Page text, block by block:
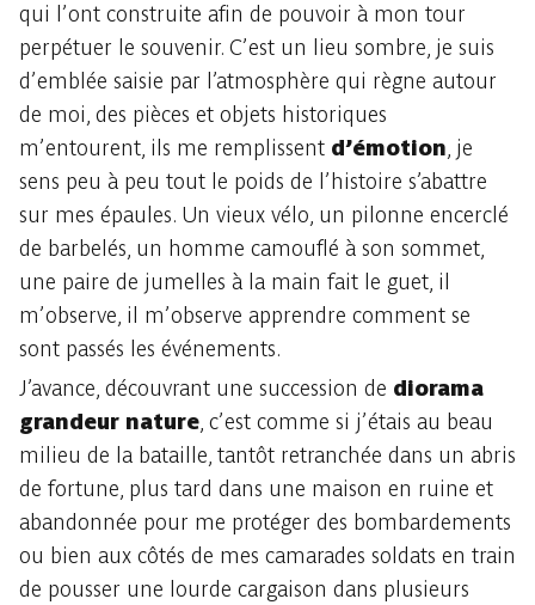
qui l’ont construite afin de pouvoir à mon tour
perpétuer le souvenir. C’est un lieu sombre, je suis
d’emblée saisie par l’atmosphère qui règne autour
de moi, des pièces et objets historiques
m’entourent, ils me remplissent d’émotion , je
sens peu à peu tout le poids de l’histoire s’abattre
sur mes épaules. Un vieux vélo, un pilonne encerclé
de barbelés, un homme camouflé à son sommet,
une paire de jumelles à la main fait le guet, il
m’observe, il m’observe apprendre comment se
sont passés les événements.
J’avance, découvrant une succession de diorama
grandeur nature , c’est comme si j’étais au beau
milieu de la bataille, tantôt retranchée dans un abris
de fortune, plus tard dans une maison en ruine et
abandonnée pour me protéger des bombardements
ou bien aux côtés de mes camarades soldats en train
de pousser une lourde cargaison dans plusieurs